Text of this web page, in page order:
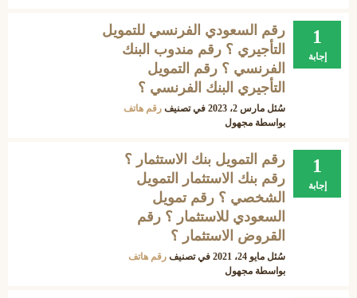
1
إجابة
رقم السعودي الفرنسي للتمويل
التأجيري ؟ رقم مندوب البنك
الفرنسي ؟ رقم التمويل
التأجيري البنك الفرنسي ؟
سُئل مارس 2، 2023 في تصنيف رقم هاتف
بواسطة مجهول
1
إجابة
رقم التمويل بنك الاستثمار ؟
رقم بنك الاستثمار التمويل
الشخصي ؟ رقم تمويل
السعودي للاستثمار ؟ رقم
القروض الاستثمار ؟
سُئل مايو 24، 2021 في تصنيف رقم هاتف
بواسطة مجهول